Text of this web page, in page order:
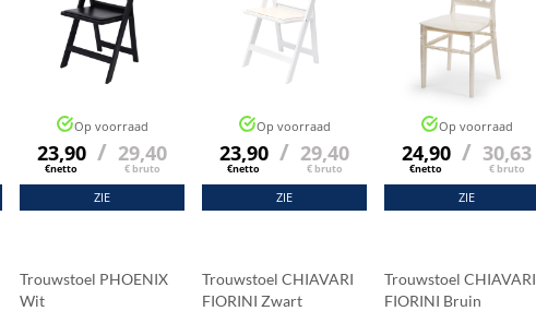
Op voorraad
23,90
€netto
/ 29,40
€ bruto
ZIE
Op voorraad
23,90
€netto
/ 29,40
€ bruto
ZIE
Op voorraad
24,90
€netto
/ 30,63
€ bruto
ZIE
Trouwstoel PHOENIX
Wit
Trouwstoel CHIAVARI
FIORINI Zwart
Trouwstoel CHIAVARI
FIORINI Bruin